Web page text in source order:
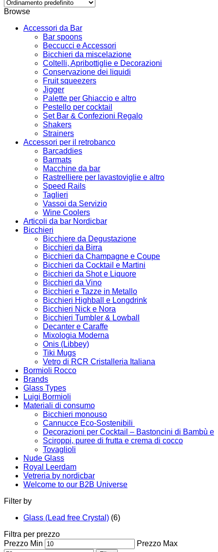
Browse
Accessori da Bar
Bar spoons
Beccucci e Accessori
Bicchieri da miscelazione
Coltelli, Apribottiglie e Decorazioni
Conservazione dei liquidi
Fruit squeezers
Jigger
Palette per Ghiaccio e altro
Pestello per cocktail
Set Bar & Confezioni Regalo
Shakers
Strainers
Accessori per il retrobanco
Barcaddies
Barmats
Macchine da bar
Rastrelliere per lavastoviglie e altro
Speed Rails
Taglieri
Vassoi da Servizio
Wine Coolers
Articoli da bar Nordicbar
Bicchieri
Bicchiere da Degustazione
Bicchieri da Birra
Bicchieri da Champagne e Coupe
Bicchieri da Cocktail e Martini
Bicchieri da Shot e Liquore
Bicchieri da Vino
Bicchieri e Tazze in Metallo
Bicchieri Highball e Longdrink
Bicchieri Nick e Nora
Bicchieri Tumbler & Lowball
Decanter e Caraffe
Mixologia Moderna
Onis (Libbey)
Tiki Mugs
Vetro di RCR Cristalleria Italiana
Bormioli Rocco
Brands
Glass Types
Luigi Bormioli
Materiali di consumo
Bicchieri monouso
Cannucce Eco-Sostenibili
Decorazioni per Cocktail – Bastoncini di Bambù e
Sciroppi, puree di frutta e crema di cocco
Tovaglioli
Nude Glass
Royal Leerdam
Vetreria by nordicbar
Welcome to our B2B Universe
Filter by
Glass (Lead free Crystal) (6)
Filtra per prezzo
Prezzo Min
Prezzo Max